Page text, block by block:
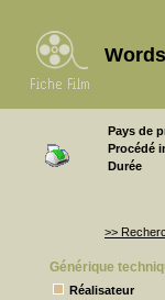
Pays de
Procédé
Durée
>>
Générique
Réalisateur